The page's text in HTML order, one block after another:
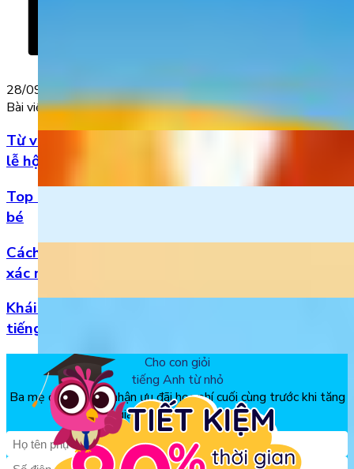
28/09/2023
Bài viết nổi bật
Từ vựng Halloween tiếng Anh: Chuẩn bị cho mùa
lễ hội
Top 5 bài hát 20/11 hay nhất bằng tiếng Anh cho
bé
Cách đọc số thập phân trong tiếng Anh chuẩn
xác nhất
Khái niệm, phân loại và vị trí của danh từ trong
tiếng Anh
Cho con giỏi
tiếng Anh từ nhỏ
Ba mẹ đăng ký để nhận ưu đãi học phí cuối cùng trước khi tăng
giá, chỉ từ 150k/tháng